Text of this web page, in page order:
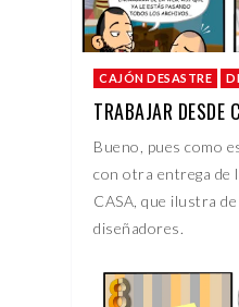
CAJÓN DESASTRE
TRABAJAR DESDE
Bueno, pues como
con otra entrega de
CASA, que ilustra
diseñadores.